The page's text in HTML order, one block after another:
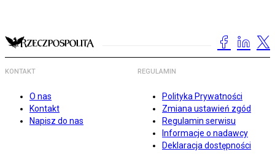
KONTAKT
O nas
Kontakt
Napisz do nas
REGULAMIN
Polityka Prywatności
Zmiana ustawień zgód
Regulamin serwisu
Informacje o nadawcy
Deklaracja dostępności